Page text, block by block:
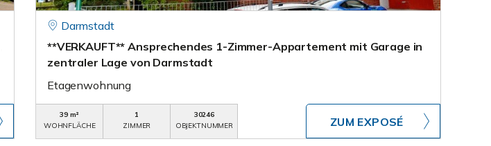
Darmstadt
**VERKAUFT** Ansprechendes 1-Zimmer-Appartement mit Garage in
zentraler Lage von Darmstadt
Etagenwohnung
39 m²
WOHNFLÄCHE
1
ZIMMER
30246
OBJEKTNUMMER
ZUM EXPOSÉ